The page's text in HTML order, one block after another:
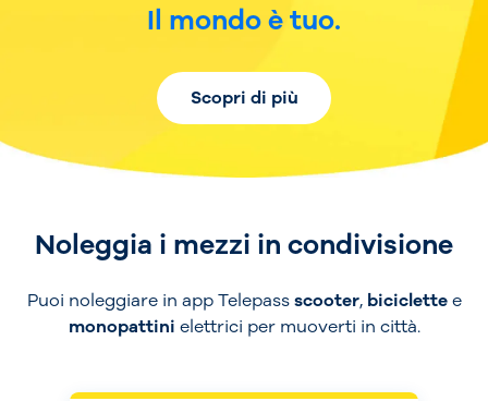
Il mondo è tuo.
Scopri di più
Noleggia i mezzi in condivisione
Puoi noleggiare in app Telepassscooter, biciclettee
monopattini elettrici per muoverti in città.